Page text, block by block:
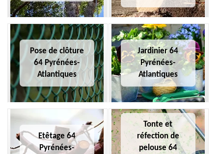
Pose de clôture
64 Pyrénées-
Atlantiques
Jardinier 64
Pyrénées-
Atlantiques
Etêtage 64
Pyrénées-
Tonte et
réfection de
pelouse 64